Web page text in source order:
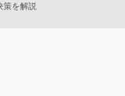
策を解説